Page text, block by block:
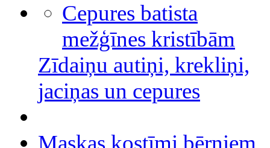
Cepures batista
mežģīnes kristībām
Zīdaiņu autiņi, krekliņi,
jaciņas un cepures
Maskas kostīmi bērniem